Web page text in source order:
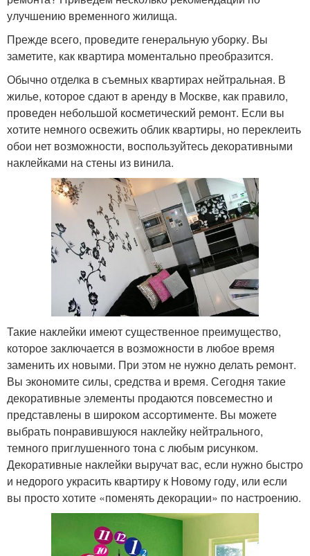
улучшению временного жилища.
Прежде всего, проведите генеральную уборку. Вы
заметите, как квартира моментально преобразится.
Обычно отделка в съемных квартирах нейтральная. В
жилье, которое сдают в аренду в Москве, как правило,
проведен небольшой косметический ремонт. Если вы
хотите немного освежить облик квартиры, но переклеить
обои нет возможности, воспользуйтесь декоративными
наклейками на стены из винила.
Такие наклейки имеют существенное преимущество,
которое заключается в возможности в любое время
заменить их новыми. При этом не нужно делать ремонт.
Вы экономите силы, средства и время. Сегодня такие
декоративные элементы продаются повсеместно и
представлены в широком ассортименте. Вы можете
выбрать понравившуюся наклейку нейтрального,
темного приглушенного тона с любым рисунком.
Декоративные наклейки выручат вас, если нужно быстро
и недорого украсить квартиру к Новому году, или если
вы просто хотите «поменять декорации» по настроению.